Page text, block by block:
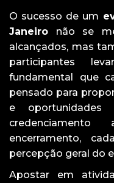
O sucesso de um
Janeiro não se
alcançados, mas
participantes
fundamental que
pensado para
e
encerramento,
percepção geral do
Apostar em